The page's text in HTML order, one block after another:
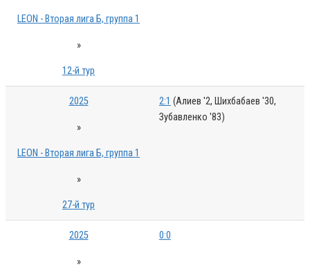
LEON - Вторая лига Б, группа 1
»
12-й тур
2025
»
LEON - Вторая лига Б, группа 1
»
27-й тур
2:1 (Алиев '2, Шихбабаев '30,
Зубавленко '83)
2025
»
0:0